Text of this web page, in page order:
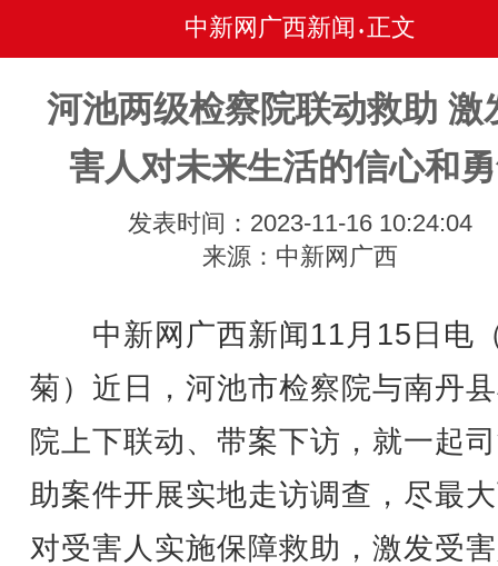
中新网广西新闻 • 正文
河池两级检察院联动救助 激
害人对未来生活的信心和
发表时间：2023-11-16 10:24:04
来源：中新网广西
中新网广西新闻11月15日电
菊）近日，河池市检察院与南丹
院上下联动、带案下访，就一起
助案件开展实地走访调查，尽最
对受害人实施保障救助，激发受